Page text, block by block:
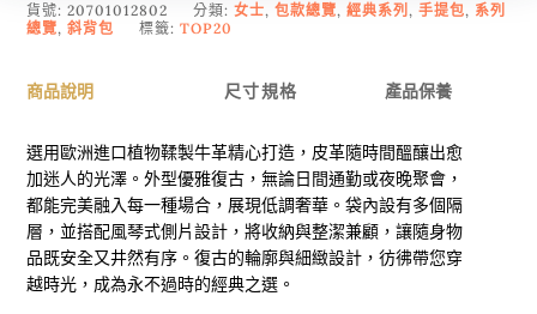
貨號:20701012802 分類:女士,包款總覽,經典系列,手提包, 系列
總覽,斜背包 標籤:TOP20
商品說明 尺寸規格 產品保養
選用歐洲進口植物鞣製牛革精心打造，皮革隨時間醞釀出愈
加迷人的光澤。外型優雅復古，無論日間通勤或夜晚聚會，
都能完美融入每一種場合，展現低調奢華。袋內設有多個隔
層，並搭配風琴式側片設計，將收納與整潔兼顧，讓隨身物
品既安全又井然有序。復古的輪廓與細緻設計，彷彿帶您穿
越時光，成為永不過時的經典之選。